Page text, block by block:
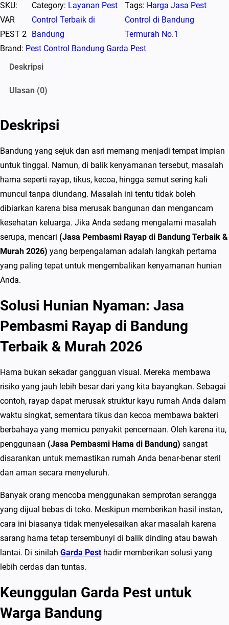
a
n
t
i
a
a
P
e
m
b
a
s
m
i
R
y
a
d
n
e
r
b
a
i
k
M
u
SKU:
VAR
PEST 2
Category: Layanan Pest
Control Terbaik di
Bandung
Tags: Harga Jasa Pest
Control di Bandung
Termurah No.1
Brand: Pest Control Bandung Garda Pest
Deskripsi
Ulasan (0)
Deskripsi
Bandung yang sejuk dan asri memang menjadi tempat impian
untuk tinggal. Namun, di balik kenyamanan tersebut, masalah
hama seperti rayap, tikus, kecoa, hingga semut sering kali
muncul tanpa diundang. Masalah ini tentu tidak boleh
dibiarkan karena bisa merusak bangunan dan mengancam
kesehatan keluarga. Jika Anda sedang mengalami masalah
serupa, mencari (Jasa Pembasmi Rayap di Bandung Terbaik &
Murah 2026) yang berpengalaman adalah langkah pertama
yang paling tepat untuk mengembalikan kenyamanan hunian
Anda.
Solusi Hunian Nyaman: Jasa
Pembasmi Rayap di Bandung
Terbaik & Murah 2026
Hama bukan sekadar gangguan visual. Mereka membawa
risiko yang jauh lebih besar dari yang kita bayangkan. Sebagai
contoh, rayap dapat merusak struktur kayu rumah Anda dalam
waktu singkat, sementara tikus dan kecoa membawa bakteri
berbahaya yang memicu penyakit pencernaan. Oleh karena itu,
penggunaan (Jasa Pembasmi Hama di Bandung) sangat
disarankan untuk memastikan rumah Anda benar-benar steril
dan aman secara menyeluruh.
Banyak orang mencoba menggunakan semprotan serangga
yang dijual bebas di toko. Meskipun memberikan hasil instan,
cara ini biasanya tidak menyelesaikan akar masalah karena
sarang hama tetap tersembunyi di balik dinding atau bawah
lantai. Di sinilah Garda Pesthadir memberikan solusi yang
lebih cerdas dan tuntas.
Keunggulan Garda Pest untuk
Warga Bandung